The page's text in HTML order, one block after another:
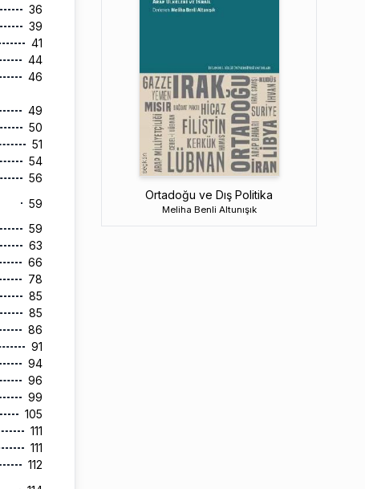
36
39
41
44
46
49
50
51
54
56
59
59
63
66
78
85
85
86
91
94
96
99
105
111
111
112
Ortadoğu ve Dış Politika
Meliha Benli Altunışık